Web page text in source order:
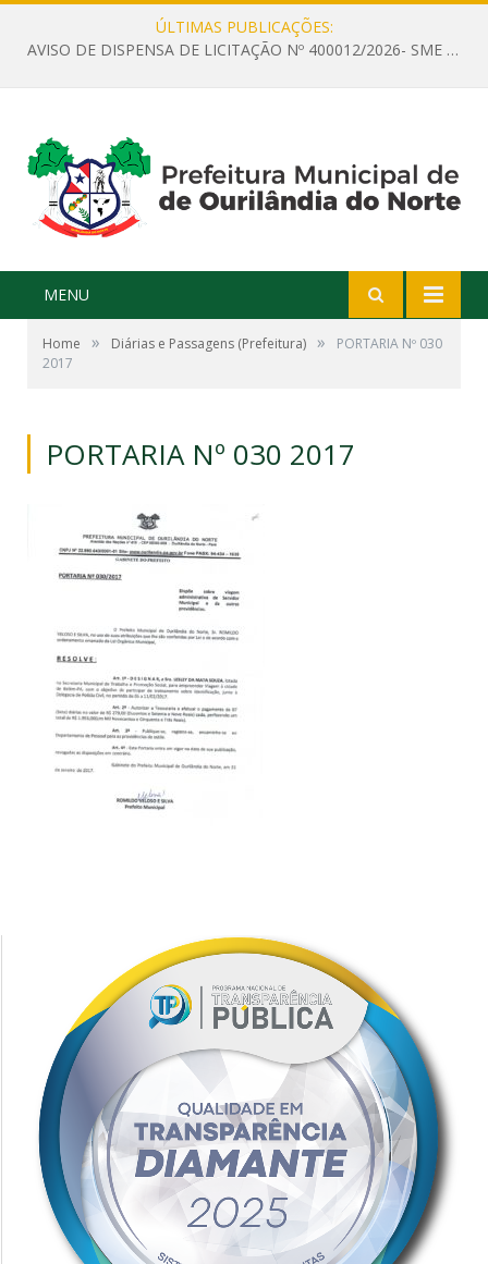
ÚLTIMAS PUBLICAÇÕES:
AVISO DE DISPENSA DE LICITAÇÃO Nº 400012/2026- SME – CONTRATAÇÃO DE EMPRESA ESPECIALIZADA PARA LOCAÇÃO DE ÔNIBUS EXECUTIVO COM CAPACIDADE DE 60 (SESSENTA) POLTRONAS, PARA TRANSPORTAR PROFESSORES RESPONSÁVEIS E ALUNOS PARA BRASÍLIA, COM SAÍDA DIA 10/08/2026 E RETORNO DIA 14/08/2026
MENU
Home » Diárias e Passagens (Prefeitura) »
PORTARIA Nº 030
2017
PORTARIA Nº 030 2017